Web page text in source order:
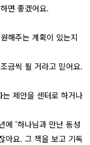
면 좋겠어요.
해주는 계획이 있는지
금씩 될 거라고 믿어요.
제안을 센터로 하거나
에 ‘하나님과 만난 동성
아요. 그 책을 보고 기독